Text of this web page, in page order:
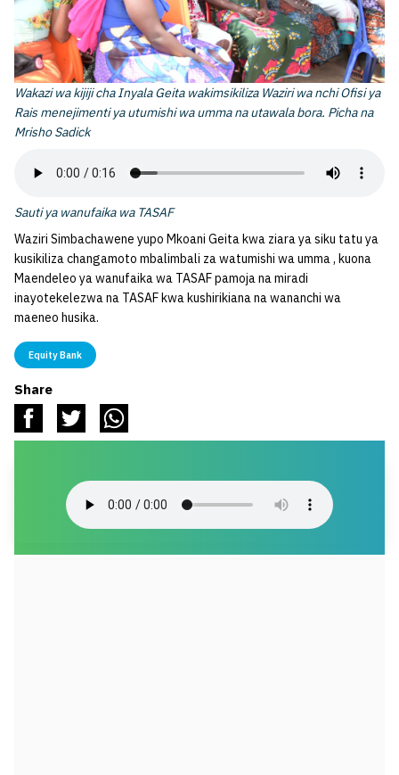
Wakazi wa kijiji cha Inyala Geita wakimsikiliza Waziri wa nchi Ofisi ya
Rais menejimenti ya utumishi wa umma na utawala bora. Picha na
Mrisho Sadick
Sauti ya wanufaika wa TASAF
Waziri Simbachawene yupo Mkoani Geita kwa ziara ya siku tatu ya
kusikiliza changamoto mbalimbali za watumishi wa umma , kuona
Maendeleo ya wanufaika wa TASAF pamoja na miradi
inayotekelezwa na TASAF kwa kushirikiana na wananchi wa
maeneo husika.
Equity Bank
Share